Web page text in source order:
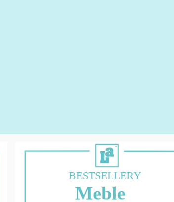
BESTSELLERY
Meble